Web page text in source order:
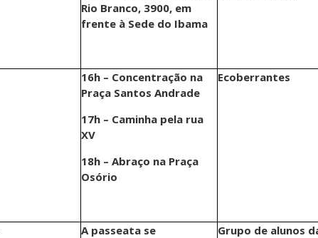
Rio Branco, 3900, em
frente à Sede do Ibama
16h – Concentração na
Praça Santos Andrade
17h – Caminha pela rua
XV
18h – Abraço na Praça
Osório
Ecoberrantes
A passeata se
Grupo de alunos